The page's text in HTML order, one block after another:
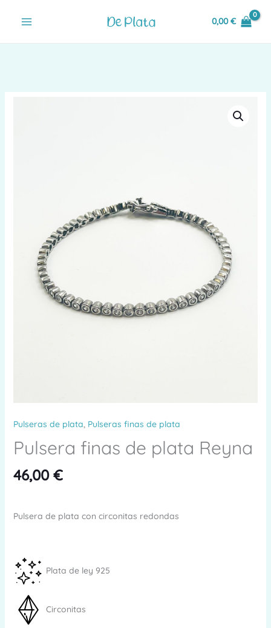
0,00€
Pulseras de plata, Pulseras finas de plata
Pulsera finas de plata Reyna
46,00 €
Pulsera de plata con circonitas redondas
Plata de ley 925
Circonitas